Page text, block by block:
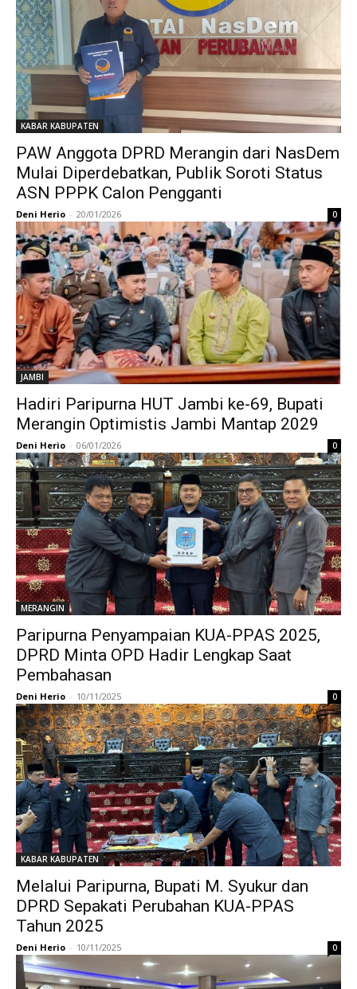
KABAR KABUPATEN
PAW Anggota DPRD Merangin dari NasDem
Mulai Diperdebatkan, Publik Soroti Status
ASN PPPK Calon Pengganti
Deni Herio - 20/01/2026 0
JAMBI
Hadiri Paripurna HUT Jambi ke-69, Bupati
Merangin Optimistis Jambi Mantap 2029
Deni Herio - 06/01/2026 0
MERANGIN
Paripurna Penyampaian KUA-PPAS 2025,
DPRD Minta OPD Hadir Lengkap Saat
Pembahasan
Deni Herio - 10/11/2025 0
KABAR KABUPATEN
Melalui Paripurna, Bupati M. Syukur dan
DPRD Sepakati Perubahan KUA-PPAS
Tahun 2025
Deni Herio - 10/11/2025 0